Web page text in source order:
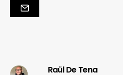
Raül De Tena